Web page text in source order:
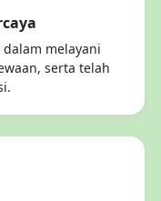
melayani
serta telah